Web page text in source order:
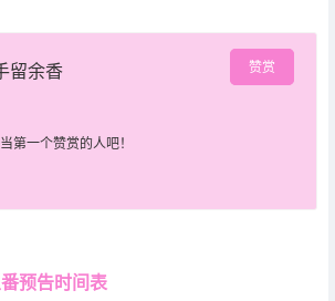
留余香 赞赏
第一个赞赏的人吧！
预告时间表